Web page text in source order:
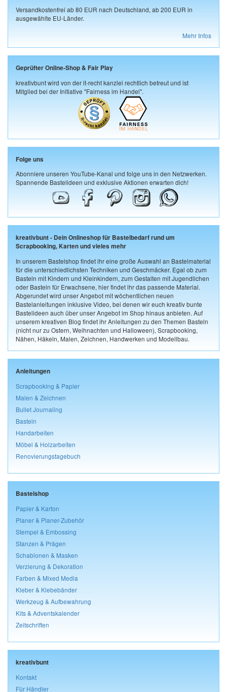
Versandkostenfrei ab 80 EUR nach Deutschland, ab 200 EUR in
ausgewählte EU-Länder.
Mehr Infos
Geprüfter Online-Shop & Fair Play
kreativbunt wird von der it-recht kanzlei rechtlich betreut und ist
Mitglied bei der Initiative "Fairness im Handel".
Folge uns
Abonniere unseren YouTube-Kanal und folge uns in den Netzwerken.
Spannende Bastelideen und exklusive Aktionen erwarten dich!
kreativbunt - Dein Onlineshop für Bastelbedarf rund um
Scrapbooking, Karten und vieles mehr
In unserem Bastelshop findet ihr eine große Auswahl an Bastelmaterial
für die unterschiedlichsten Techniken und Geschmäcker. Egal ob zum
Basteln mit Kindern und Kleinkindern, zum Gestalten mit Jugendlichen
oder Basteln für Erwachsene, hier findet ihr das passende Material.
Abgerundet wird unser Angebot mit wöchentlichen neuen
Bastelanleitungen inklusive Video, bei denen wir euch kreativ bunte
Bastelideen auch über unser Angebot im Shop hinaus anbieten. Auf
unserem kreativen Blog findet ihr Anleitungen zu den Themen Basteln
(nicht nur zu Ostern, Weihnachten und Halloween), Scrapbooking,
Nähen, Häkeln, Malen, Zeichnen, Handwerken und Modellbau.
Anleitungen
Scrapbooking & Papier
Malen & Zeichnen
Bullet Journaling
Basteln
Handarbeiten
Möbel & Holzarbeiten
Renovierungstagebuch
Bastelshop
Papier & Karton
Planer & Planer-Zubehör
Stempel & Embossing
Stanzen & Prägen
Schablonen & Masken
Verzierung & Dekoration
Farben & Mixed Media
Kleber & Klebebänder
Werkzeug & Aufbewahrung
Kits & Adventskalender
Zeitschriften
kreativbunt
Kontakt
Für Händler